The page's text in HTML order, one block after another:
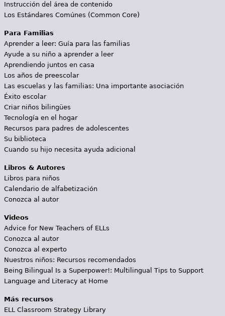
Instrucción del área de contenido
Los Estándares Comúnes (Common Core)
Para Familias
Aprender a leer: Guía para las familias
Ayude a su niño a aprender a leer
Aprendiendo juntos en casa
Los años de preescolar
Las escuelas y las familias: Una importante asociación
Éxito escolar
Criar niños bilingües
Tecnología en el hogar
Recursos para padres de adolescentes
Su biblioteca
Cuando su hijo necesita ayuda adicional
Libros & Autores
Libros para niños
Calendario de alfabetización
Conozca al autor
Videos
Advice for New Teachers of ELLs
Conozca al autor
Conozca al experto
Nuestros niños: Recursos recomendados
Being Bilingual Is a Superpower!: Multilingual Tips to Support
Language and Literacy at Home
Más recursos
ELL Classroom Strategy Library